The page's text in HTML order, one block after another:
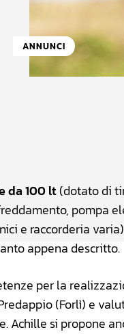
ANNUNCI
da 100 lt(dotato di
pompa
e raccorderia
appena descritto.
per la
(Forlì) e
Achille si propone